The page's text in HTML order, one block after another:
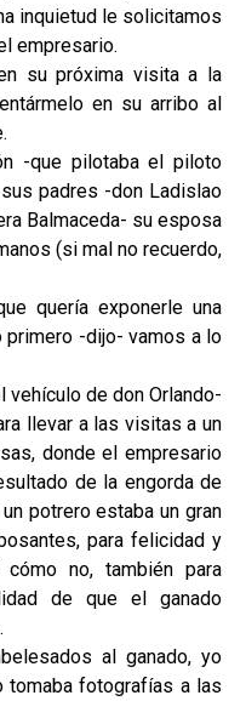
inquietud le solicitamos
empresario.
su próxima visita a la
en su arribo al
-que pilotaba el piloto
padres -don Ladislao
Balmaceda- su esposa
(si mal no recuerdo,
quería exponerle una
primero -dijo- vamos a lo
de don Orlando-
llevar a las visitas a un
donde el empresario
de la engorda de
potrero estaba un gran
para felicidad y
no, también para
de que el ganado
al ganado, yo
tomaba fotografías a las